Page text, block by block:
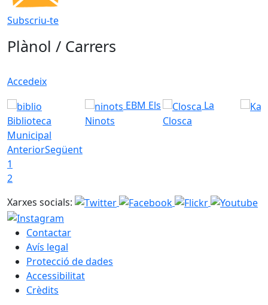
Subscriu-te
Plànol / Carrers
Accedeix
Biblioteca
Municipal
EBM Els
Ninots
La
Closca
AnteriorSegüent
1
2
Xarxes socials:
Contactar
Avís legal
Protecció de dades
Accessibilitat
Crèdits